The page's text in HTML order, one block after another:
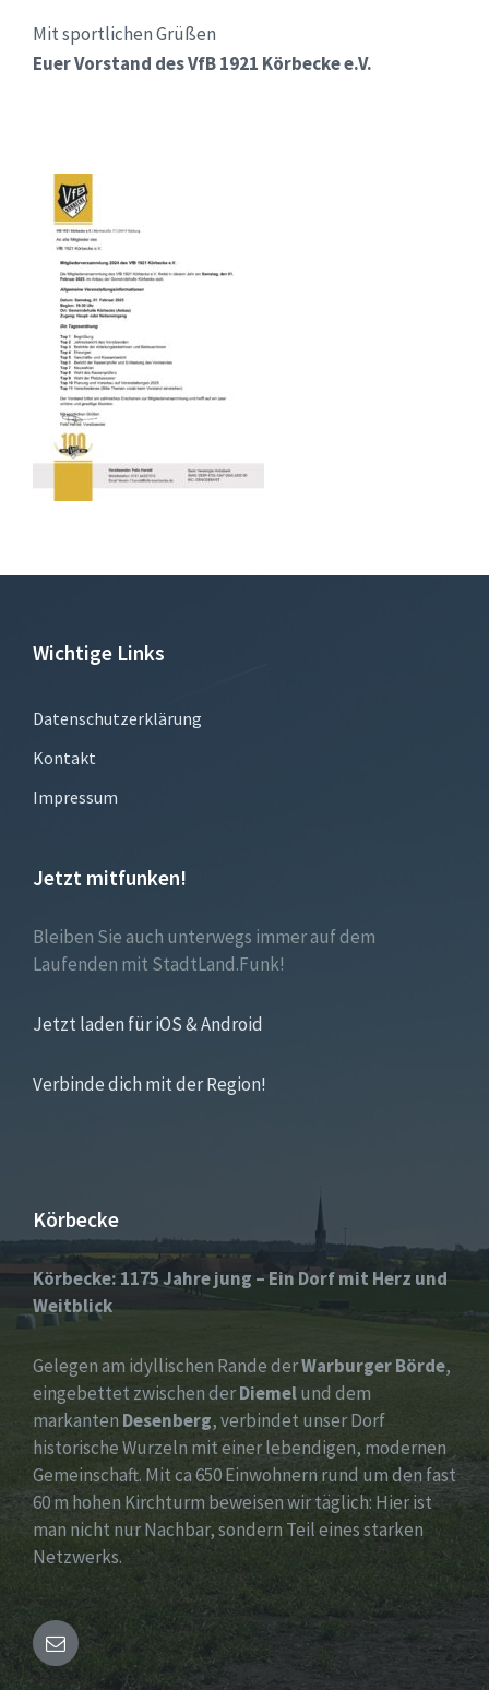
Mit sportlichen Grüßen
Euer Vorstand des VfB 1921 Körbecke e.V.
Wichtige Links
Datenschutzerklärung
Kontakt
Impressum
Jetzt mitfunken!
Bleiben Sie auch unterwegs immer auf dem
Laufenden mit StadtLand.Funk!
Jetzt laden für iOS & Android
Verbinde dich mit der Region!
Körbecke
Körbecke: 1175 Jahre jung – Ein Dorf mit Herz und
Weitblick
Gelegen am idyllischen Rande derWarburger Börde,
eingebettet zwischen derDiemelund dem
markanten Desenberg, verbindet unser Dorf
historische Wurzeln mit einer lebendigen, modernen
Gemeinschaft. Mit ca 650 Einwohnern rund um den fast
60 m hohen Kirchturm beweisen wir täglich: Hier ist
man nicht nur Nachbar, sondern Teil eines starken
Netzwerks.
Email